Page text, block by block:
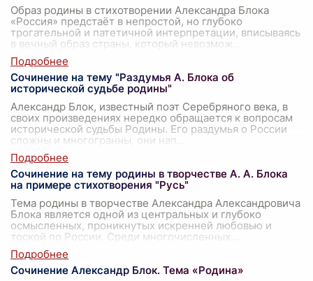
Образ родины в стихотворении Александра Блока
«Россия» предстаёт в непростой, но глубоко
трогательной и патетичной интерпретации, вписываясь
в вечный образ страны, который невозмож
Сочинение на тему "Раздумья А. Блока об
исторической судьбе родины"
Александр Блок, известный поэт Серебряного века, в
своих произведениях нередко обращается к вопросам
исторической судьбы Родины. Его раздумья о России
сложны и многогранны, они нап
Сочинение на тему родины в творчестве А. А. Блока
на примере стихотворения "Русь"
Тема родины в творчестве Александра Александровича
Блока является одной из центральных и глубоко
осмысленных, проникнутых искренней любовью и
тоской по России. Среди многочисленных
Сочинение Александр Блок. Тема «Родина»